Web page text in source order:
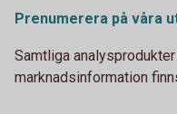
Prenumerera på våra
Samtliga
marknadsinformation